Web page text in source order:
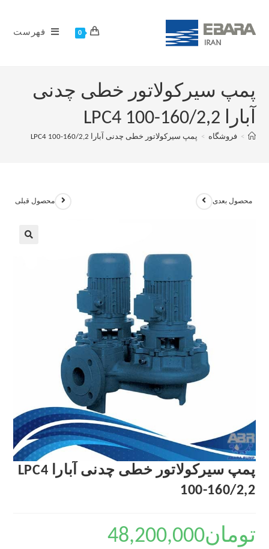
0 فهرست
پمپ سیرکولاتور خطی چدنی
آبارا LPC4 100-160/2,2
> فروشگاه > پمپ سیرکولاتور خطی چدنی آبارا LPC4 100-160/2,2
محصول قبلی محصول بعدی
پمپ سیرکولاتور خطی چدنی آبارا LPC4
100-160/2,2
تومان48,200,000